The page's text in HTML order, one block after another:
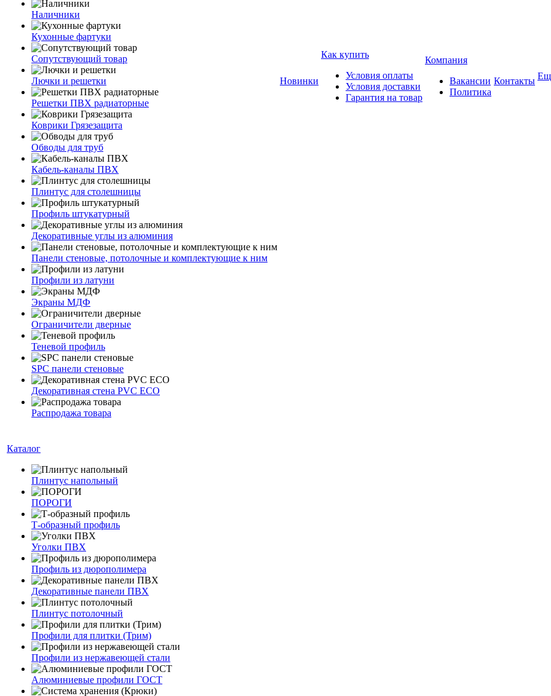
Наличники
Кухонные фартуки
Сопутствующий товар
Лючки и решетки
Решетки ПВХ радиаторные
Коврики Грязезащита
Обводы для труб
Кабель-каналы ПВХ
Плинтус для столешницы
Профиль штукатурный
Декоративные углы из алюминия
Панели стеновые, потолочные и комплектующие к ним
Профили из латуни
Экраны МДФ
Ограничители дверные
Теневой профиль
SPC панели стеновые
Декоративная стена PVC ECO
Распродажа товара
Новинки
Как купить
Условия оплаты
Условия доставки
Гарантия на товар
Компания
Вакансии
Политика
Контакты
Каталог
Плинтус напольный
ПОРОГИ
Т-образный профиль
Уголки ПВХ
Профиль из дюрополимера
Декоративные панели ПВХ
Плинтус потолочный
Профили для плитки (Трим)
Профили из нержавеющей стали
Алюминиевые профили ГОСТ